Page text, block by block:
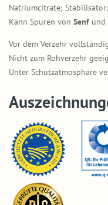
Natriumcitrate;
Kann Spuren von Senf und
Vor dem Verzehr
Nicht zum Rohverzehr
Unter Schutzatmosphäre